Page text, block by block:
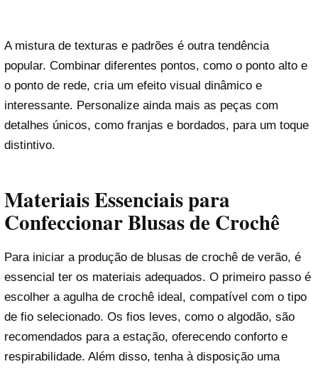
A mistura de texturas e padrões é outra tendência
popular. Combinar diferentes pontos, como o ponto alto e
o ponto de rede, cria um efeito visual dinâmico e
interessante. Personalize ainda mais as peças com
detalhes únicos, como franjas e bordados, para um toque
distintivo.
Materiais Essenciais para
Confeccionar Blusas de Crochê
Para iniciar a produção de blusas de crochê de verão, é
essencial ter os materiais adequados. O primeiro passo é
escolher a agulha de crochê ideal, compatível com o tipo
de fio selecionado. Os fios leves, como o algodão, são
recomendados para a estação, oferecendo conforto e
respirabilidade. Além disso, tenha à disposição uma